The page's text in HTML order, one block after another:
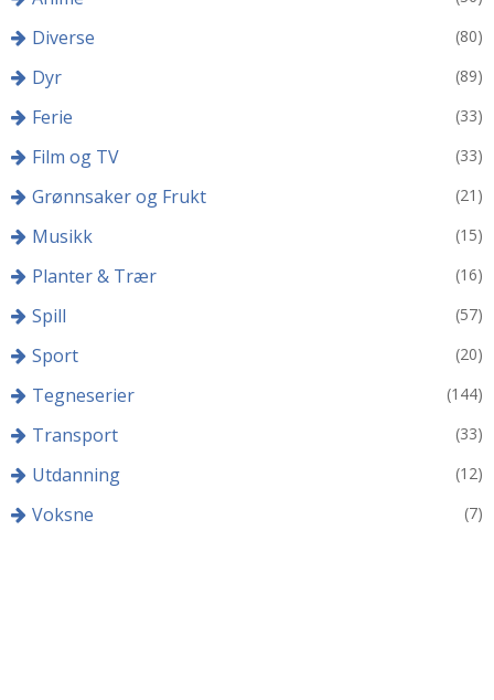
Diverse (80)
Dyr (89)
Ferie (33)
Film og TV (33)
Grønnsaker og Frukt (21)
Musikk (15)
Planter & Trær (16)
Spill (57)
Sport (20)
Tegneserier (144)
Transport (33)
Utdanning (12)
Voksne (7)